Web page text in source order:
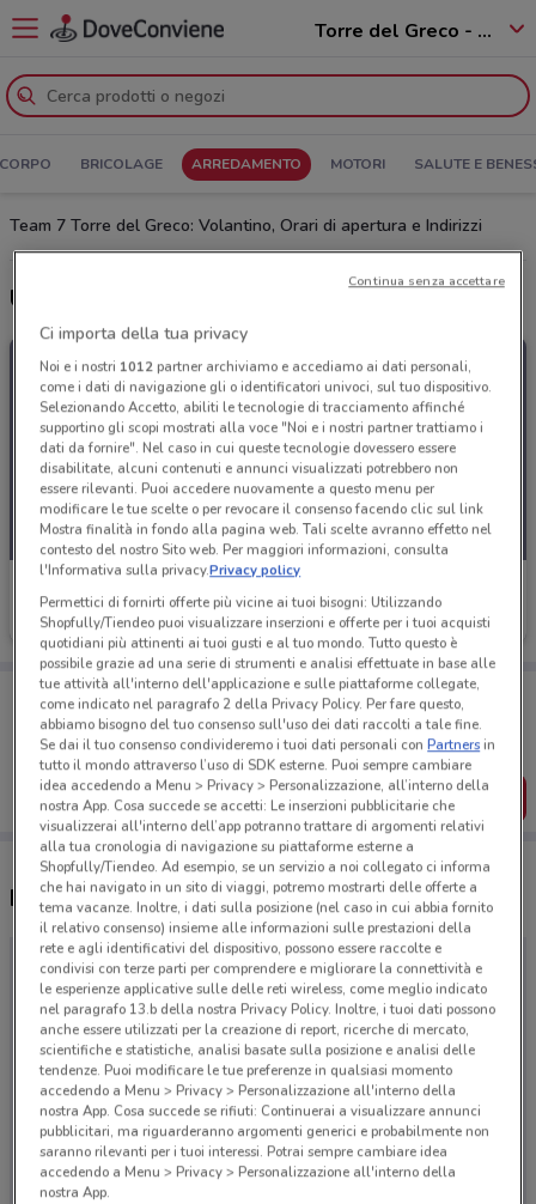
Torre del Greco - 80059
BRICOLAGE ARREDAMENTO MOTORI SALUTE E
Team 7 Torre del Greco: Volantino, Orari di apertura e Indirizzi
Ultime offerte del volantino Team 7
Scade il 31/01
Porta DoveConviene sempre con te!
Puoi trovare le migliori offerte dei negozi vicino a te,
salvarle e creare la tua lista del risparmio, comodamente
dal tuo cellulare.
SCARICA L’APP
Negozi Team 7 a Torre del Greco
Ci importa della tua privacy
Noi e i nostri 1012partner archiviamo e accediamo ai dati personali,
come i dati di navigazione gli o identificatori univoci, sul tuo dispositivo.
Selezionando Accetto, abiliti le tecnologie di tracciamento affinché
supportino gli scopi mostrati alla voce "Noi e i nostri partner trattiamo i
dati da fornire". Nel caso in cui queste tecnologie dovessero essere
disabilitate, alcuni contenuti e annunci visualizzati potrebbero non
essere rilevanti. Puoi accedere nuovamente a questo menu per
modificare le tue scelte o per revocare il consenso facendo clic sul link
Mostra finalità in fondo alla pagina web. Tali scelte avranno effetto nel
contesto del nostro Sito web. Per maggiori informazioni, consulta
l'Informativa sulla privacy.Privacy policy
Permettici di fornirti offerte più vicine ai tuoi bisogni: Utilizzando
Shopfully/Tiendeo puoi visualizzare inserzioni e offerte per i tuoi acquisti
quotidiani più attinenti ai tuoi gusti e al tuo mondo. Tutto questo è
possibile grazie ad una serie di strumenti e analisi effettuate in base alle
tue attività all'interno dell'applicazione e sulle piattaforme collegate,
come indicato nel paragrafo 2 della Privacy Policy. Per fare questo,
abbiamo bisogno del tuo consenso sull'uso dei dati raccolti a tale fine.
Se dai il tuo consenso condivideremo i tuoi dati personali conPartnersin
tutto il mondo attraverso l’uso di SDK esterne. Puoi sempre cambiare
idea accedendo a Menu > Privacy > Personalizzazione, all’interno della
nostra App. Cosa succede se accetti: Le inserzioni pubblicitarie che
visualizzerai all'interno dell’app potranno trattare di argomenti relativi
alla tua cronologia di navigazione su piattaforme esterne a
Shopfully/Tiendeo. Ad esempio, se un servizio a noi collegato ci informa
che hai navigato in un sito di viaggi, potremo mostrarti delle offerte a
tema vacanze. Inoltre, i dati sulla posizione (nel caso in cui abbia fornito
il relativo consenso) insieme alle informazioni sulle prestazioni della
rete e agli identificativi del dispositivo, possono essere raccolte e
condivisi con terze parti per comprendere e migliorare la connettività e
le esperienze applicative sulle delle reti wireless, come meglio indicato
nel paragrafo 13.b della nostra Privacy Policy. Inoltre, i tuoi dati possono
anche essere utilizzati per la creazione di report, ricerche di mercato,
scientifiche e statistiche, analisi basate sulla posizione e analisi delle
tendenze. Puoi modificare le tue preferenze in qualsiasi momento
accedendo a Menu > Privacy > Personalizzazione all'interno della
nostra App. Cosa succede se rifiuti: Continuerai a visualizzare annunci
pubblicitari, ma riguarderanno argomenti generici e probabilmente non
saranno rilevanti per i tuoi interessi. Potrai sempre cambiare idea
accedendo a Menu > Privacy > Personalizzazione all'interno della
nostra App.
Continua senza accettare